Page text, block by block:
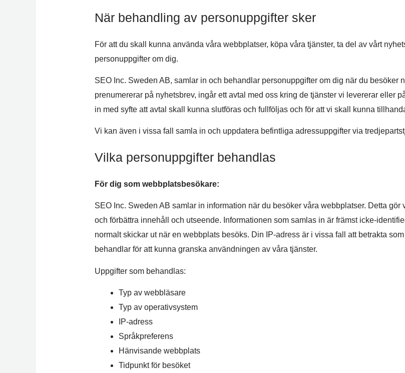
När behandling av personuppgifter sker
För att du skall kunna använda våra webbplatser, köpa våra tjänster, ta del av vårt
personuppgifter om dig.
SEO Inc. Sweden AB, samlar in och behandlar personuppgifter om dig när du besöker
prenumererar på nyhetsbrev, ingår ett avtal med oss kring de tjänster vi levererar eller
in med syfte att avtal skall kunna slutföras och fullföljas och för att vi skall kunna
Vi kan även i vissa fall samla in och uppdatera befintliga adressuppgifter via
Vilka personuppgifter behandlas
För dig som webbplatsbesökare:
SEO Inc. Sweden AB samlar in information när du besöker våra webbplatser. Detta
och förbättra innehåll och utseende. Informationen som samlas in är främst icke-
normalt skickar ut när en webbplats besöks. Din IP-adress är i vissa fall att betrakta
behandlar för att kunna granska användningen av våra tjänster.
Uppgifter som behandlas:
Typ av webbläsare
Typ av operativsystem
IP-adress
Språkpreferens
Hänvisande webbplats
Tidpunkt för besöket